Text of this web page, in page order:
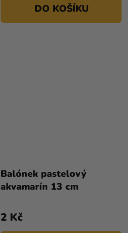
DO KOŠÍKU
Balónek pastelový
akvamarín 13 cm
2 Kč